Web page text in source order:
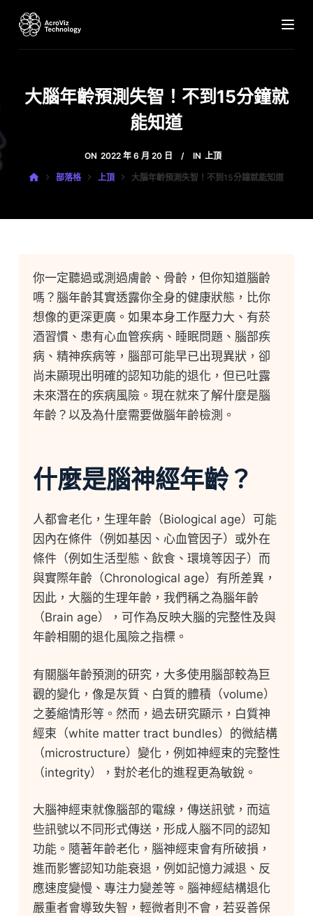
跳
至
內大腦年齡預測失智！不到15分鐘就
能知道
ON 2022 年 6 月 20 日 IN 上頂
部落格 上頂 大腦年齡預測失智！不到15分鐘就能知道
你一定聽過或測過膚齡、骨齡，但你知道腦齡
嗎？腦年齡其實透露你全身的健康狀態，比你
想像的更深更廣。如果本身工作壓力大、有菸
酒習慣、患有心血管疾病、睡眠問題、腦部疾
病、精神疾病等，腦部可能早已出現異狀，卻
尚未顯現出明確的認知功能的退化，但已吐露
未來潛在的疾病風險。現在就來了解什麼是腦
年齡？以及為什麼需要做腦年齡檢測。
什麼是腦神經年齡？
人都會老化，生理年齡（Biological age）可能
因內在條件（例如基因、心血管因子）或外在
條件（例如生活型態、飲食、環境等因子）而
與實際年齡（Chronological age）有所差異，
因此，大腦的生理年齡，我們稱之為腦年齡
（Brain age），可作為反映大腦的完整性及與
年齡相關的退化風險之指標。
有關腦年齡預測的研究，大多使用腦部較為巨
觀的變化，像是灰質、白質的體積（volume）
之萎縮情形等。然而，過去研究顯示，白質神
經束（white matter tract bundles）的微結構
（microstructure）變化，例如神經束的完整性
（integrity），對於老化的進程更為敏銳。
大腦神經束就像腦部的電線，傳送訊號，而這
些訊號以不同形式傳送，形成人腦不同的認知
功能。隨著年齡老化，腦神經束會有所破損，
進而影響認知功能衰退，例如記憶力減退、反
應速度變慢、專注力變差等。腦神經結構退化
嚴重者會導致失智，輕微者則不會，若妥善保